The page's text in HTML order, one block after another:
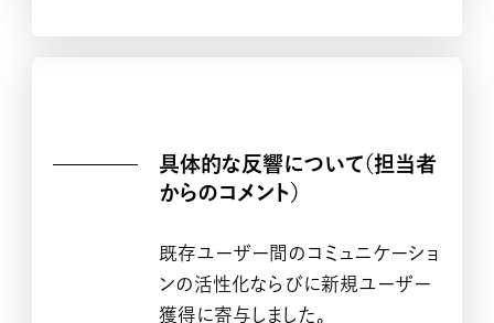
CALENDAR
具体的な反響について（担当者
からのコメント）
既存ユーザー間のコミュニケーショ
ンの活性化ならびに新規ユーザー
獲得に寄与しました。